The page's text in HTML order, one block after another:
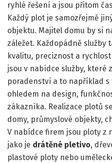
ryhlé řešení a jsou přitom
Každý plot je samozřejmě
objektu. Majitel domu by si
záležet. Každopádně služby
kvalitu, preciznost a
jsou v nabídce služby, které
poradenství a to například
ohledem na design,
zákazníka. Realizace plotů
domy, průmyslové objekty,
V nabídce firem jsou ploty z
jako je drátěné pletivo,
plastové ploty nebo